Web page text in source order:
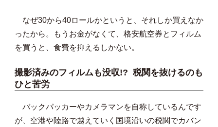
なぜ30から40ロールかというと、それしか買えなか
ったから。もうお金がなくて、格安航空券とフィルム
を買うと、食費を抑えるしかない。
撮影済みのフィルムも没収!? 税関を抜けるのも
ひと苦労
バックパッカーやカメラマンを自称しているんです
が、空港や陸路で越えていく国境沿いの税関でカバン